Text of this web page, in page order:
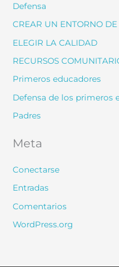
Defensa
CREAR UN ENTORNO
ELEGIR LA CALIDAD
RECURSOS
Primeros educadores
Defensa de los primeros
Padres
Meta
Conectarse
Entradas
Comentarios
WordPress.org